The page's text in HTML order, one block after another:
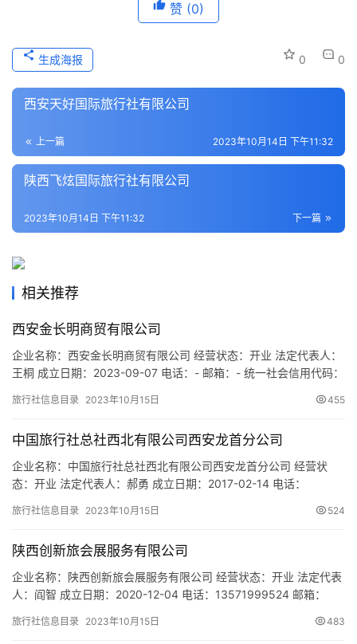
活
旅
游
市
赞 (0)
0 0
生成海报
西安天好国际旅行社有限公司
上一篇 2023年10月14日 下午11:32
陕西飞炫国际旅行社有限公司
下一篇
2023年10月14日 下午11:32
相关推荐
西安金长明商贸有限公司
企业名称：西安金长明商贸有限公司 经营状态：开业 法定代表人：
王桐 成立日期：2023-09-07 电话：- 邮箱：- 统一社会信用代码：
139号荣禾·云图中心11幢10303室 网址：- 经营范围：一般项目：
发；旅行社服务网点…
旅行社信息目录 2023年10月15日 455
中国旅行社总社西北有限公司西安龙首分公司
企业名称：中国旅行社总社西北有限公司西安龙首分公司 经营状
态：开业 法定代表人：郝勇 成立日期：2017-02-14 电话：
91610112MA6U1JCQ19 注册地址：陕西省西安市未央区未央路二
务。（依法…
旅行社信息目录 2023年10月15日 524
陕西创新旅会展服务有限公司
企业名称：陕西创新旅会展服务有限公司 经营状态：开业 法定代表
人：阎智 成立日期：2020-12-04 电话：13571999524 邮箱：
91610136MAB0MTTHXY 注册地址：陕西省西安市浐灞生态区酒
旅行社信息目录 2023年10月15日 483